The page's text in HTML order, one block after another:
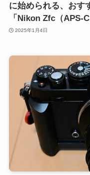
に始められる、おす
「Nikon Zfc（APS-
2025年1月4日